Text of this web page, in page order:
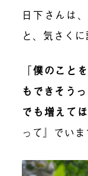
日下さんは
と、気さくに
「僕のこと
もできそう
でも増えて
って』でいま